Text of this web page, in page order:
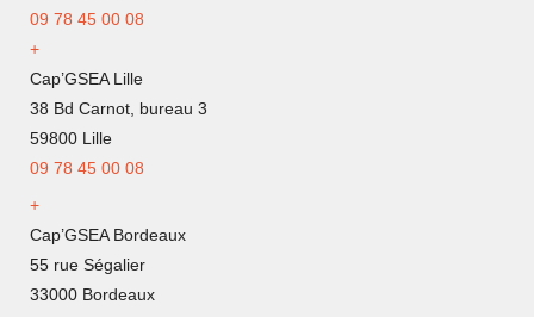
09 78 45 00 08
+
Cap’GSEA Lille
38 Bd Carnot, bureau 3
59800 Lille
09 78 45 00 08
+
Cap’GSEA Bordeaux
55 rue Ségalier
33000 Bordeaux